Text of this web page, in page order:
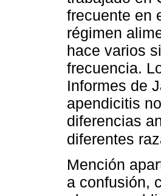
frecuente en
régimen
hace varios
frecuencia.
Informes de
apendicitis
diferencias
diferentes
Mención
a confusión,